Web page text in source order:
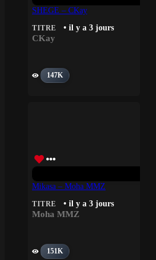
SHEGE – CKay
TITRE • il y a 3 jours
CKay
147K
Mikasa – Moha MMZ
TITRE • il y a 3 jours
Moha MMZ
151K